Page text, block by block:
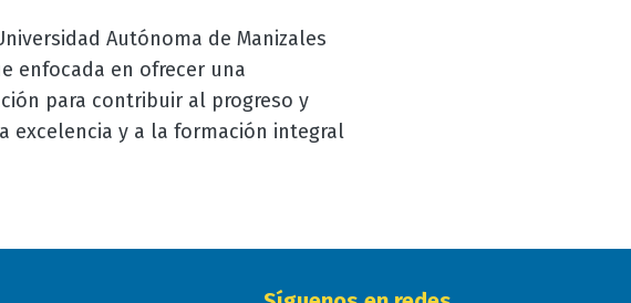
Autónoma de Manizales
enfocada en ofrecer una
para contribuir al progreso y
excelencia y a la formación integral